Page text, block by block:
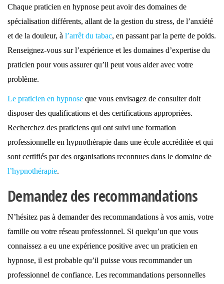
Chaque praticien en hypnose peut avoir des domaines de
spécialisation différents, allant de la gestion du stress, de l’anxiété
et de la douleur, à l’arrêt du tabac, en passant par la perte de poids.
Renseignez-vous sur l’expérience et les domaines d’expertise du
praticien pour vous assurer qu’il peut vous aider avec votre
problème.
Le praticien en hypnose que vous envisagez de consulter doit
disposer des qualifications et des certifications appropriées.
Recherchez des praticiens qui ont suivi une formation
professionnelle en hypnothérapie dans une école accréditée et qui
sont certifiés par des organisations reconnues dans le domaine de
l’hypnothérapie.
Demandez des recommandations
N’hésitez pas à demander des recommandations à vos amis, votre
famille ou votre réseau professionnel. Si quelqu’un que vous
connaissez a eu une expérience positive avec un praticien en
hypnose, il est probable qu’il puisse vous recommander un
professionnel de confiance. Les recommandations personnelles